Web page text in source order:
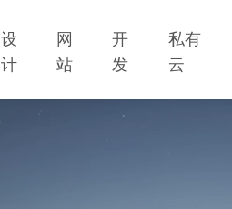
设
计
网
站
开
发
私有
云